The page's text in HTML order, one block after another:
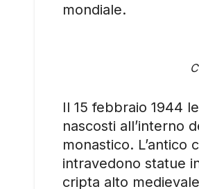
mondiale.
Il 15 febbraio 1944
nascosti all’interno
monastico.
intravedono statue
cripta alto